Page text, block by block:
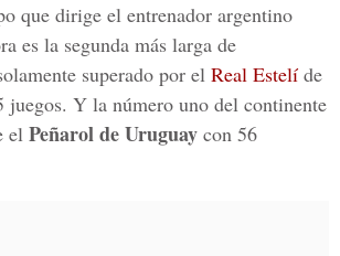
que dirige el entrenador argentino
es la segunda más larga de
superado por el Real Estelí de
juegos. Y la número uno del continente
el Peñarol de Uruguay con 56